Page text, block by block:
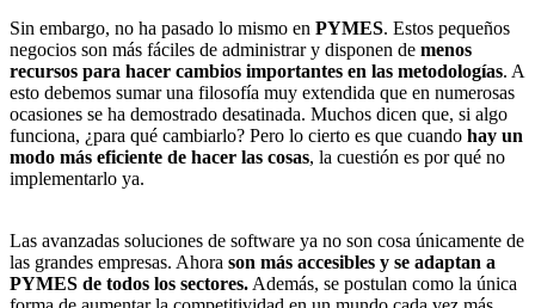
Sin embargo, no ha pasado lo mismo en PYMES. Estos pequeños
negocios son más fáciles de administrar y disponen de menos
recursos para hacer cambios importantes en las metodologías. A
esto debemos sumar una filosofía muy extendida que en numerosas
ocasiones se ha demostrado desatinada. Muchos dicen que, si algo
funciona, ¿para qué cambiarlo? Pero lo cierto es que cuando hay un
modo más eficiente de hacer las cosas, la cuestión es por qué no
implementarlo ya.
Las avanzadas soluciones de software ya no son cosa únicamente de
las grandes empresas. Ahora son más accesibles y se adaptan a
PYMES de todos los sectores. Además, se postulan como la única